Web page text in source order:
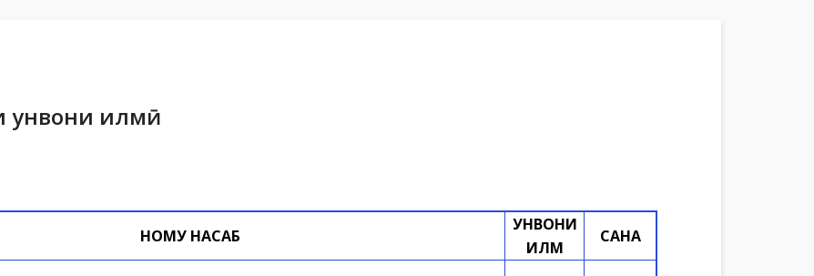
илмӣ
НОМУ НАСАБ
УНВОНИ
ИЛМӢ
САНА